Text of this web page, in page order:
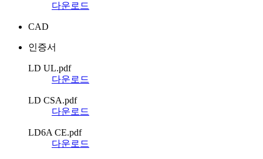
다운로드
CAD
인증서
LD UL.pdf
다운로드
LD CSA.pdf
다운로드
LD6A CE.pdf
다운로드